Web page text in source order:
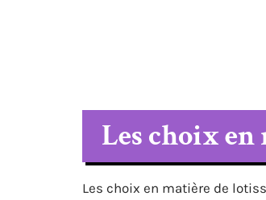
Les choix
Les choix en matière de